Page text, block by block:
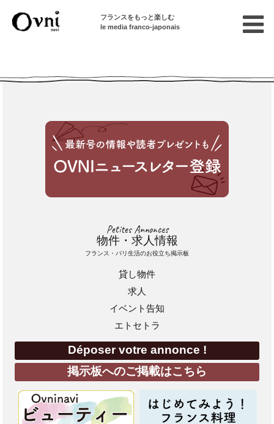
フランスをもっと楽しむ
le media franco-japonais
Petites Annonces
物件・求人情報
フランス・パリ生活のお役立ち掲示板
貸し物件
求人
イベント告知
エトセトラ
Déposer votre annonce !
掲示板へのご掲載はこちら